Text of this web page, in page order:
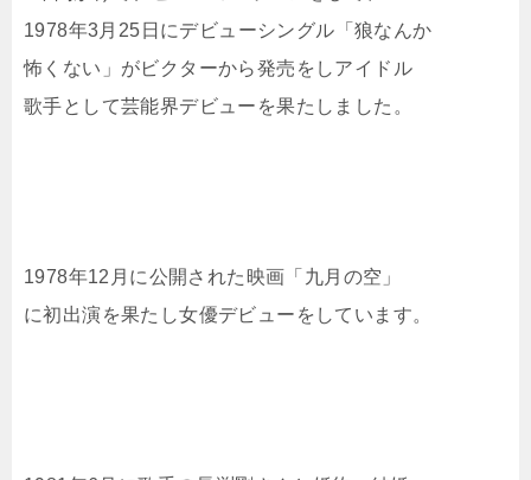
1978年3月25日にデビューシングル「狼なんか
怖くない」がビクターから発売をしアイドル
歌手として芸能界デビューを果たしました。
1978年12月に公開された映画「九月の空」
に初出演を果たし女優デビューをしています。